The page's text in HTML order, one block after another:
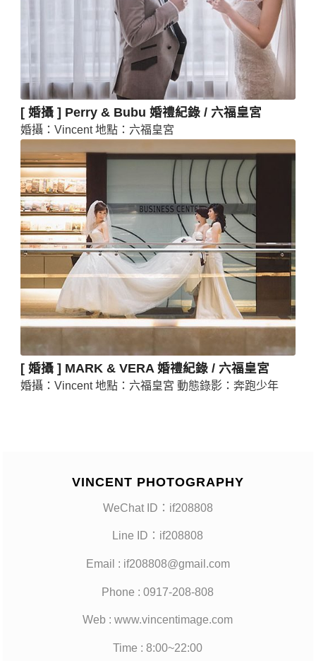
[ 婚攝 ] Perry & Bubu 婚禮紀錄 / 六福皇宮
婚攝：Vincent 地點：六福皇宮
[ 婚攝 ] MARK & VERA 婚禮紀錄 / 六福皇宮
婚攝：Vincent 地點：六福皇宮 動態錄影：奔跑少年
VINCENT PHOTOGRAPHY
WeChat ID：if208808
Line ID：if208808
Email : if208808@gmail.com
Phone : 0917-208-808
Web : www.vincentimage.com
Time : 8:00~22:00